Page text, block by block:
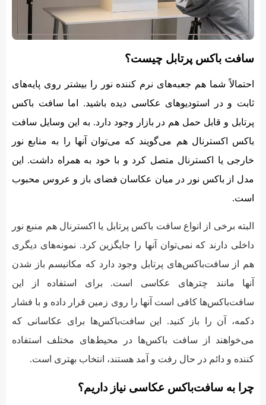
سافت باکس پرتابل چیست؟
احتمالاً شما هم جعبه‌های نرم کننده نور را بیشتر روی پایه‌های
ثابت و در استودیوهای عکاسی دیده باشید. اما سافت باکس
پرتابل و قابل حمل هم در بازار وجود دارد. به این وسایل سافت
باکس اکسترنال هم می‌گویند که می‌توان آنها را به منابع نور
خارجی یا اکسترنال متصل کرد و با خود به همراه داشت. این
مدل از باکس نور در میان عکاسان فضای باز و عروس محبوب
است.
البته برخی از انواع سافت باکس پرتابل یا اکسترنال هم منبع نور
داخلی دارند که نمی‌توان آنها را جایگزین کرد. نمونه‌های دیگری
هم از سافت‌باکس‌های پرتابل وجود دارد که مکانیسم باز شدن
آنها مانند چترهای عکاسی است. برای استفاده از این
سافت‌باکس‌ها کافی است آنها را روی زمین قرار داده و با فشار
دکمه، آن را باز کنید. این سافت‌باکس‌ها برای عکاسانی که
می‌خواهند از سافت باکس‌ها در محیط‌های مختلف استفاده
کننده و دائم در حال رفت و آمد هستند، انتخاب بهتری است.
چرا به سافت‌باکس عکاسی نیاز داریم؟